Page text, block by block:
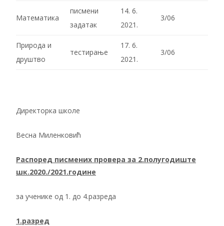
Математика
писмени
задатак
14. 6.
2021.
3/06
Природа и
друштво
тестирање
17. 6.
2021.
3/06
Директорка школе
Весна Миленковић
Распоред писмених провера за 2.полугодиште
шк.2020./2021.године
за ученике од 1. до 4.разреда
1.разред